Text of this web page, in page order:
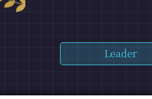
Leader